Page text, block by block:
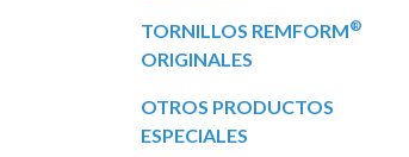
TORNILLOS REMFORM®
ORIGINALES
OTROS PRODUCTOS
ESPECIALES